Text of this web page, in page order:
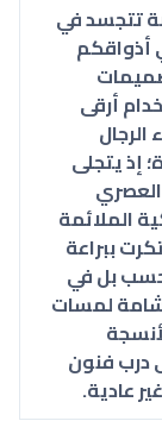
تتجسد في
أرقى
إذ يتجلى
العصري
الملائمة
ببراعة
بل في
لمسات
درب فنون
عادية.